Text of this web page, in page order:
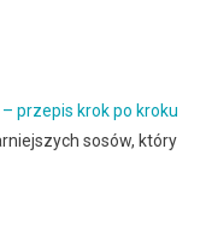
przepis krok po kroku
sosów, który